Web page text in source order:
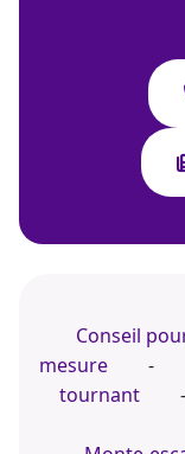
Conseil
mesure
-
tournant
-